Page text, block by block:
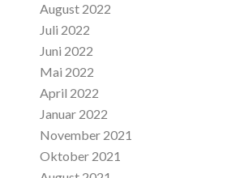
August 2022
Juli 2022
Juni 2022
Mai 2022
April 2022
Januar 2022
November 2021
Oktober 2021